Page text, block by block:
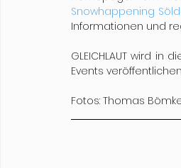
Snowhappening
Informationen und
GLEICHLAUT wird
Events
Fotos: Thomas